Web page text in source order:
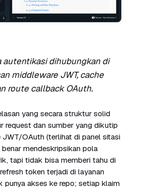
autentikasi dihubungkan di
middleware JWT, cache
route callback OAuth.
yang secara struktur solid
request dan sumber yang dikutip
OAuth (terlihat di panel sitasi
benar mendeskripsikan pola
tapi tidak bisa memberi tahu di
token terjadi di layanan
punya akses ke repo; setiap klaim